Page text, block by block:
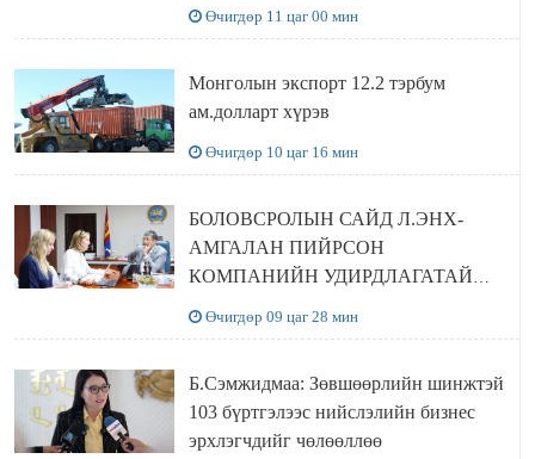
Өчигдөр 11 цаг 00 мин
Монголын экспорт 12.2 тэрбум
ам.долларт хүрэв
Өчигдөр 10 цаг 16 мин
БОЛОВСРОЛЫН САЙД Л.ЭНХ-
АМГАЛАН ПИЙРСОН
КОМПАНИЙН УДИРДЛАГАТАЙ
Өчигдөр 09 цаг 28 мин
Б.Сэмжидмаа: Зөвшөөрлийн шинжтэй
103 бүртгэлээс нийслэлийн бизнес
эрхлэгчдийг чөлөөллөө